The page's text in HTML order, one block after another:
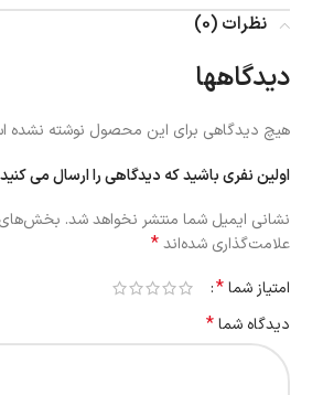
نظرات (0)
دیدگاهها
هیچ دیدگاهی برای این محصول نوشته نشده
اولین نفری باشید که دیدگاهی را ارسال می کنید
نشانی ایمیل شما منتشر نخواهد شد. بخش‌های
علامت‌گذاری شده‌اند*
امتیاز شما*
دیدگاه شما*